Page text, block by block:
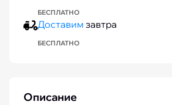
БЕСПЛАТНО
Доставим завтра
БЕСПЛАТНО
Описание